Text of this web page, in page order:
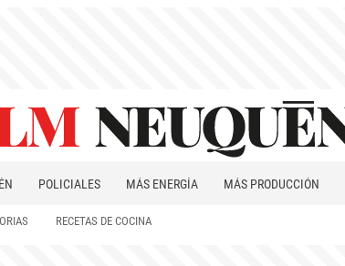
POLICIALES MÁS ENERGÍA MÁS PRODUCCIÓN
RECETAS DE COCINA